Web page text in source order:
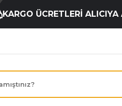
KARGO ÜCRETLERİ ALICIYA